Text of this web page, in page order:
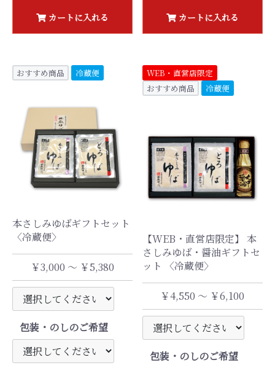
カートに入れる カートに入れる
おすすめ商品 冷蔵便
本さしみゆばギフトセット
〈冷蔵便〉
￥3,000 ～ ￥5,380
包装・のしのご希望
WEB・直営店限定
おすすめ商品
冷蔵便
【WEB・直営店限定】 本
さしみゆば・醤油ギフトセ
ット 〈冷蔵便〉
￥4,550 ～ ￥6,100
包装・のしのご希望